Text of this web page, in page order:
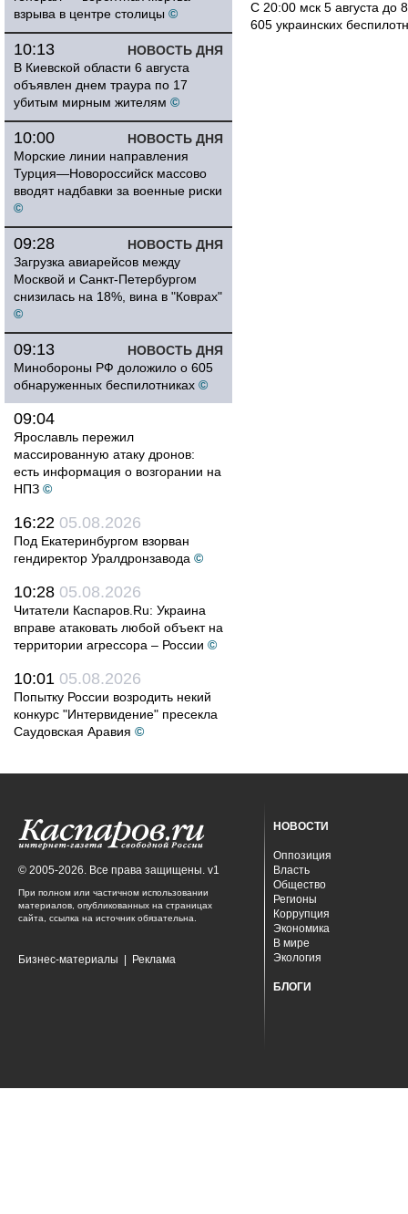
взрыва в центре столицы ©
НОВОСТЬ ДНЯ
10:13
В Киевской области 6 августа
объявлен днем траура по 17
убитым мирным жителям ©
НОВОСТЬ ДНЯ
10:00
Морские линии направления
Турция—Новороссийск массово
вводят надбавки за военные риски
©
НОВОСТЬ ДНЯ
09:28
Загрузка авиарейсов между
Москвой и Санкт-Петербургом
снизилась на 18%, вина в "Коврах"
©
НОВОСТЬ ДНЯ
09:13
Минобороны РФ доложило о 605
обнаруженных беспилотниках ©
09:04
Ярославль пережил
массированную атаку дронов:
есть информация о возгорании на
НПЗ ©
16:22 05.08.2026
Под Екатеринбургом взорван
гендиректор Уралдронзавода ©
10:28 05.08.2026
Читатели Каспаров.Ru: Украина
вправе атаковать любой объект на
территории агрессора – России ©
10:01 05.08.2026
Попытку России возродить некий
конкурс "Интервидение" пресекла
Саудовская Аравия ©
С 20:00 мск 5 августа до
605 украинских
© 2005-2026. Все права защищены. v1
При полном или частичном использовании
материалов, опубликованных на страницах
сайта, ссылка на источник обязательна.
Бизнес-материалы Реклама
НОВОСТИ
Оппозиция
Власть
Общество
Регионы
Коррупция
Экономика
В мире
Экология
БЛОГИ